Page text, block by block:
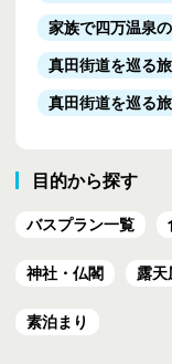
家族で四万温泉
真田街道を巡る旅
真田街道を巡る旅
目的から探す
バスプラン一覧
神社・仏閣 露天
素泊まり